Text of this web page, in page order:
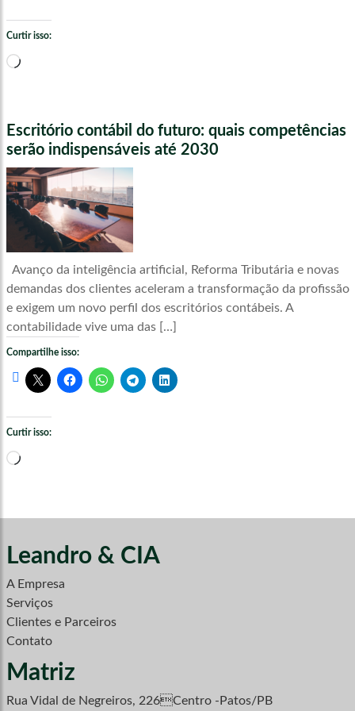
Curtir isso:
Carregando...
Escritório contábil do futuro: quais competências
serão indispensáveis até 2030
Avanço da inteligência artificial, Reforma Tributária e novas
demandas dos clientes aceleram a transformação da profissão
e exigem um novo perfil dos escritórios contábeis. A
contabilidade vive uma das […]
Compartilhe isso:
Curtir isso:
Carregando...
Leandro & CIA
A Empresa
Serviços
Clientes e Parceiros
Contato
Matriz
Rua Vidal de Negreiros, 226Centro -Patos/PB